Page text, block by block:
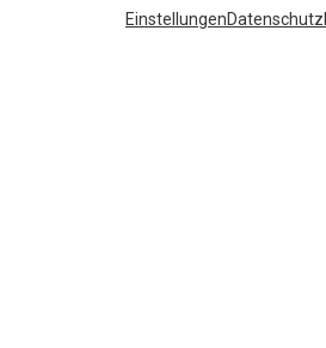
EinstellungenDatenschutz